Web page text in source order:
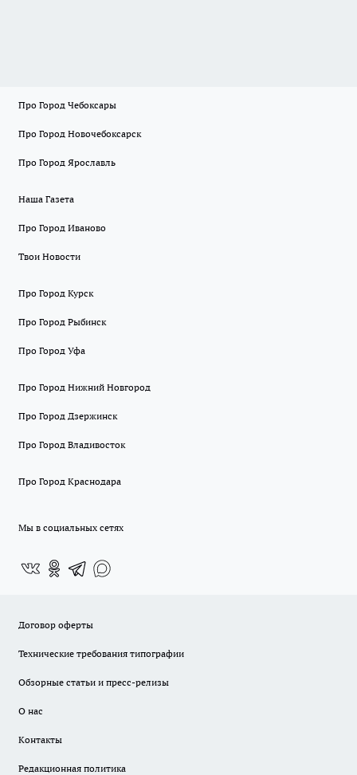
Про Город Чебоксары
Про Город Новочебоксарск
Про Город Ярославль
Наша Газета
Про Город Иваново
Твои Новости
Про Город Курск
Про Город Рыбинск
Про Город Уфа
Про Город Нижний Новгород
Про Город Дзержинск
Про Город Владивосток
Про Город Краснодара
Мы в социальных сетях
Договор оферты
Технические требования типографии
Обзорные статьи и пресс-релизы
О нас
Контакты
Редакционная политика